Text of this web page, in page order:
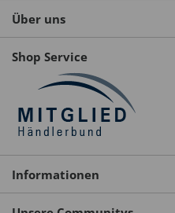
Über uns
Shop Service
Informationen